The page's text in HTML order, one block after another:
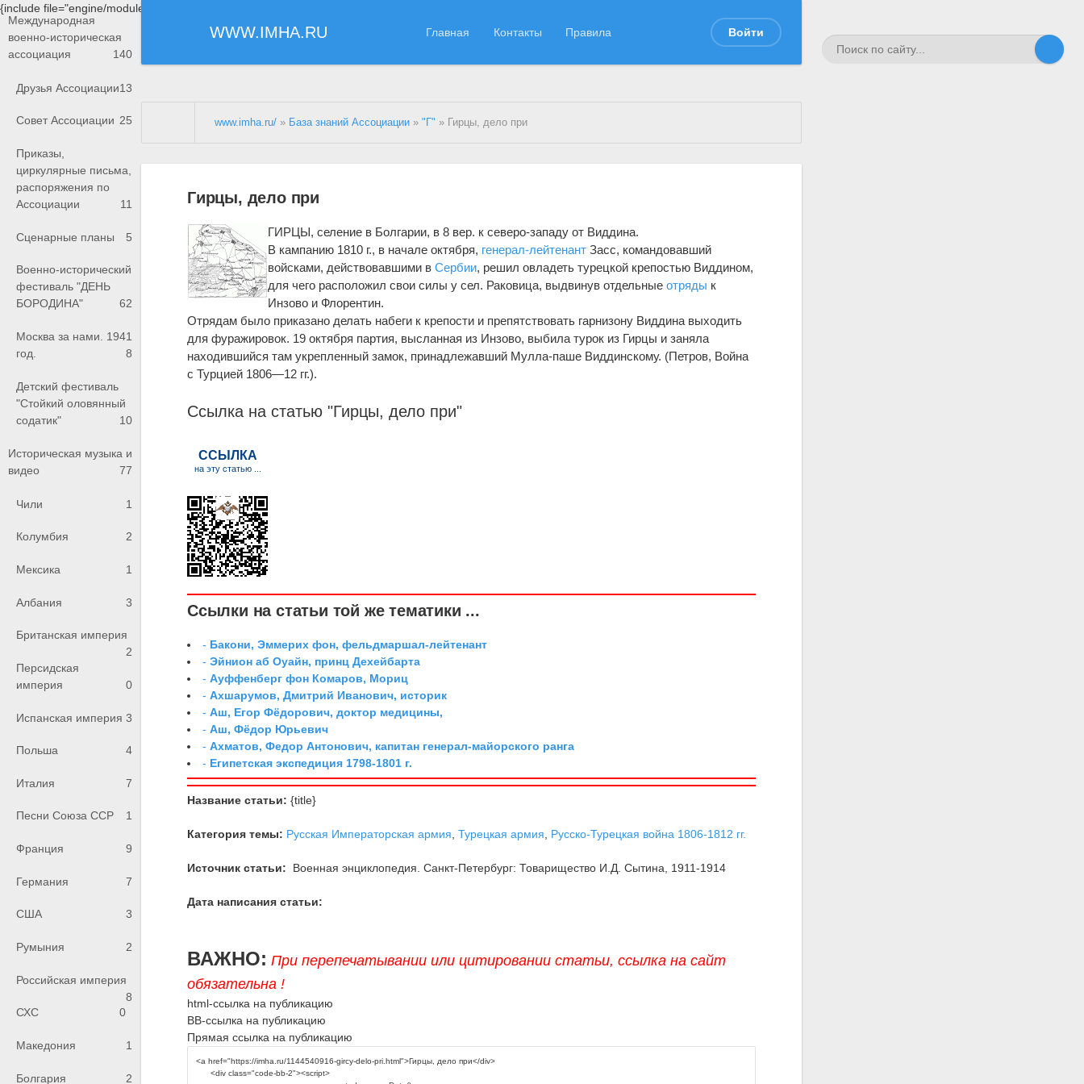
{include file="engine/modules/saperu/head.php"}
WWW.IMHA.RU Главная Контакты Правила Войти
Международная
военно-историческая
ассоциация
140
Друзья Ассоциации13
Совет Ассоциации 25
Приказы,
циркулярные письма,
распоряжения по
Ассоциации
11
Сценарные планы 5
Военно-исторический
фестиваль "ДЕНЬ
БОРОДИНА"
62
Москва за нами. 1941
год.
8
Детский фестиваль
"Стойкий оловянный
содатик"
10
Историческая музыка и
видео
77
Чили 1
Колумбия 2
Мексика 1
Албания 3
Британская империя
2
Персидская
империя
0
Испанская империя 3
Польша 4
Италия 7
Песни Союза ССР 1
Франция 9
Германия 7
США 3
Румыния 2
Российская империя
8
СХС
0
Македония 1
Болгария 2
www.imha.ru/ » База знаний Ассоциации »"Г" » Гирцы, дело при
Гирцы, дело при
ГИРЦЫ, селение в Болгарии, в 8 вер. к северо-западу от Виддина.
В кампанию 1810 г., в начале октября, генерал-лейтенант Засс, командовавший
войсками, действовавшими вСербии, решил овладеть турецкой крепостью Виддином,
для чего расположил свои силы у сел. Раковица, выдвинув отдельныеотряды к
Инзово и Флорентин.
Отрядам было приказано делать набеги к крепости и препятствовать гарнизону Виддина выходить
для фуражировок. 19 октября партия, высланная из Инзово, выбила турок из Гирцы и заняла
находившийся там укрепленный замок, принадлежавший Мулла-паше Виддинскому. (Петров, Война
с Турцией 1806—12 гг.).
Ссылка на статью "Гирцы, дело при"
Ссылки на статьи той же тематики ...
- Бакони, Эммерих фон, фельдмаршал-лейтенант
-Эйнион аб Оуайн, принц Дехейбарта
-Ауффенберг фон Комаров, Мориц
-Ахшарумов, Дмитрий Иванович, историк
-Аш, Егор Фёдорович, доктор медицины,
-Аш, Фёдор Юрьевич
-Ахматов, Федор Антонович, капитан генерал-майорского ранга
- Египетская экспедиция 1798-1801 г.
Название статьи: {title}
Категория темы: Русская Императорская армия ,Турецкая армия Русско-Турецкая война 1806-1812 гг.
Источник статьи: Военная энциклопедия. Санкт-Петербург: Товарищество И.Д. Сытина, 1911-1914
Дата написания статьи:
ВАЖНО: При перепечатывании или цитировании статьи, ссылка на сайт
обязательна !
html-ссылка на публикацию
BB-ссылка на публикацию
Прямая ссылка на публикацию